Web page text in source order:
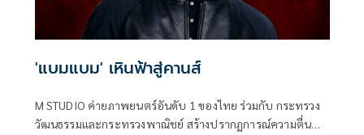
'แบมแบม' เหินฟ้าสู่คานส์
M STUDIO ค่ายภาพยนตร์อันดับ 1 ของไทย ร่วมกับ กระทรวง
วัฒนธรรมและกระทรวงพาณิชย์ สร้างปรากฏการณ์ความตื่น